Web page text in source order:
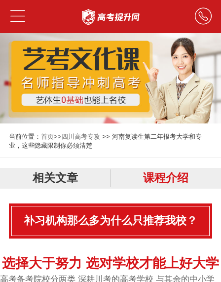
当前位置： 首页>>四川高考专攻>> 河南复读生第二年报考大学和专
业，这些隐藏限制你必须清楚
相关文章 课程介绍
补习机构那么多为什么只推荐我校？
选择大于努力 选对学校才能上好大学
高考备考院校分两类 深耕川考的高考学校 与其余的中小学